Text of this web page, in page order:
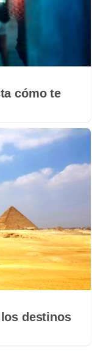
cómo te
destinos